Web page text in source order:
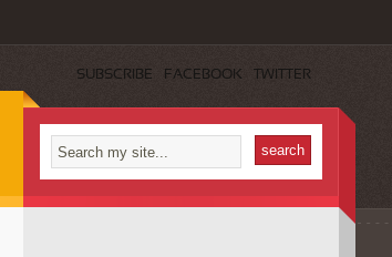
SUBSCRIBE FACEBOOK TWITTER